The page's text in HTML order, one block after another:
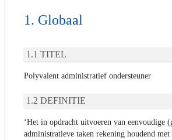
Globaal
TITEL
Polyvalent administratief ondersteuner
DEFINITIE
‘Het in opdracht uitvoeren van eenvoudige
administratieve taken rekening houdend met